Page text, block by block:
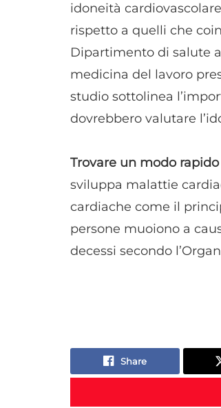
idoneità
rispetto a quelli che
Dipartimento di salute
medicina del lavoro
studio sottolinea
dovrebbero valutare
Trovare un modo
sviluppa malattie
cardiache come il
persone muoiono a
decessi secondo
Share